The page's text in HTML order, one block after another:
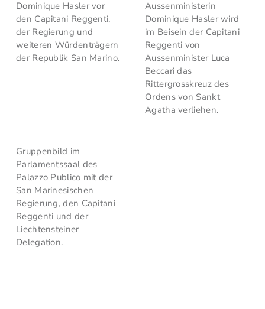
Dominique Hasler vor
den Capitani Reggenti,
der Regierung und
weiteren Würdenträgern
der Republik San Marino.
Aussenministerin
Dominique Hasler wird
im Beisein der Capitani
Reggenti von
Aussenminister Luca
Beccari das
Rittergrosskreuz des
Ordens von Sankt
Agatha verliehen.
Gruppenbild im
Parlamentssaal des
Palazzo Publico mit der
San Marinesischen
Regierung, den Capitani
Reggenti und der
Liechtensteiner
Delegation.